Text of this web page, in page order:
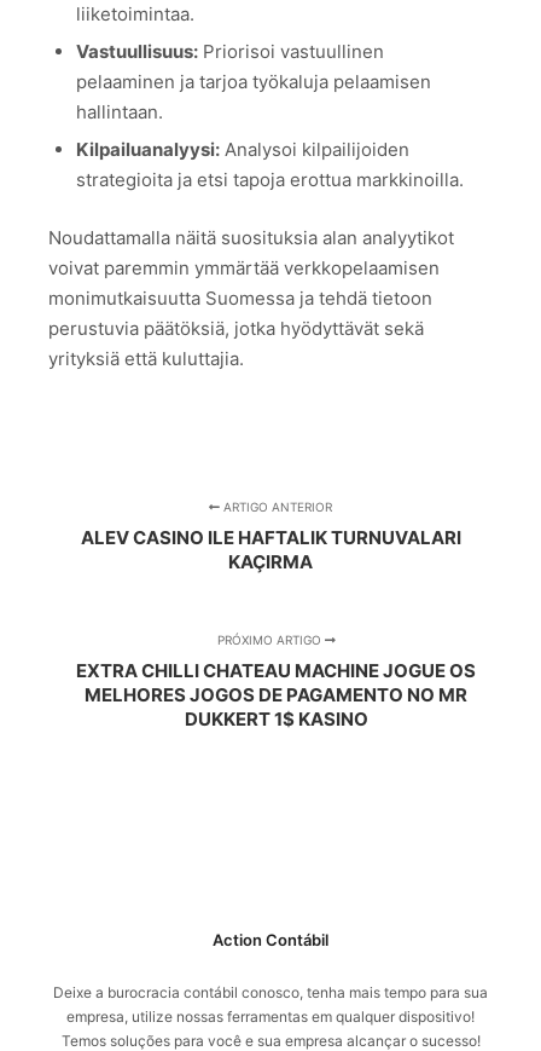
liiketoimintaa.
Vastuullisuus:Priorisoi vastuullinen
pelaaminen ja tarjoa työkaluja pelaamisen
hallintaan.
Kilpailuanalyysi:Analysoi kilpailijoiden
strategioita ja etsi tapoja erottua markkinoilla.
Noudattamalla näitä suosituksia alan analyytikot
voivat paremmin ymmärtää verkkopelaamisen
monimutkaisuutta Suomessa ja tehdä tietoon
perustuvia päätöksiä, jotka hyödyttävät sekä
yrityksiä että kuluttajia.
ARTIGO ANTERIOR
ALEV CASINO ILE HAFTALIK TURNUVALARI
KAÇIRMA
PRÓXIMO ARTIGO
EXTRA CHILLI CHATEAU MACHINE JOGUE OS
MELHORES JOGOS DE PAGAMENTO NO MR
DUKKERT 1$ KASINO
Action Contábil
Deixe a burocracia contábil conosco, tenha mais tempo para sua
empresa, utilize nossas ferramentas em qualquer dispositivo!
Temos soluções para você e sua empresa alcançar o sucesso!